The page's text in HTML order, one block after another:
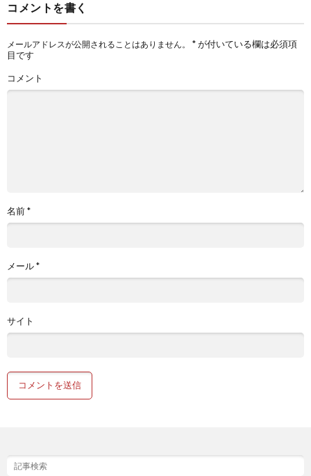
コメントを書く
メールアドレスが公開されることはありません。 *が付いている欄は必須項
目です
コメント
名前*
メール*
サイト